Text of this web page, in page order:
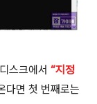
스크에서 “지정
다면 첫 번째로는